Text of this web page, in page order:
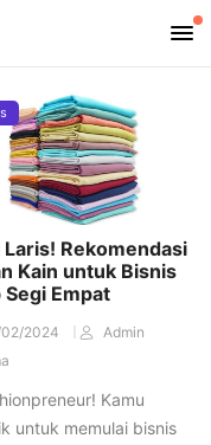
Laris! Rekomendasi
Kain untuk Bisnis
Segi Empat
2024
Admin
Kamu
untuk memulai bisnis